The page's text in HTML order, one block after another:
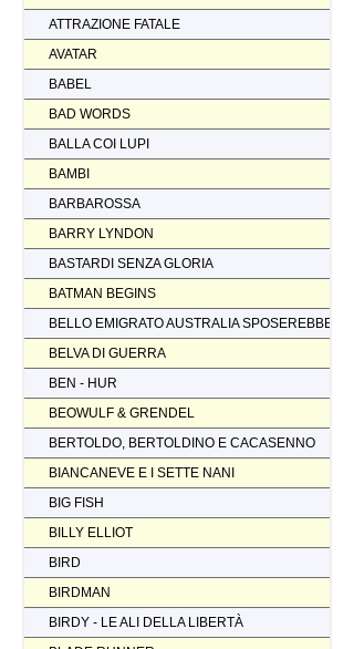
ATTRAZIONE FATALE
AVATAR
BABEL
BAD WORDS
BALLA COI LUPI
BAMBI
BARBAROSSA
BARRY LYNDON
BASTARDI SENZA GLORIA
BATMAN BEGINS
BELLO EMIGRATO AUSTRALIA SPOSEREBBE
BELVA DI GUERRA
BEN - HUR
BEOWULF & GRENDEL
BERTOLDO, BERTOLDINO E CACASENNO
BIANCANEVE E I SETTE NANI
BIG FISH
BILLY ELLIOT
BIRD
BIRDMAN
BIRDY - LE ALI DELLA LIBERTÀ